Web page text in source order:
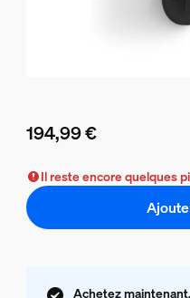
194,99 €
Il reste encore quelques
Achetez